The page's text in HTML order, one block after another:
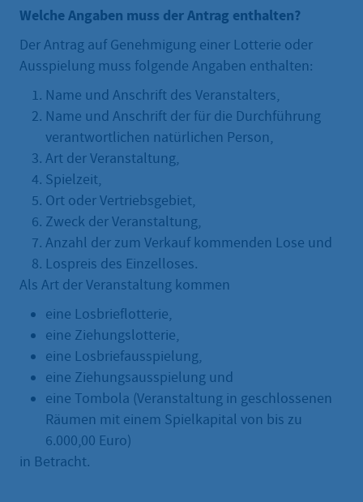
Welche Angaben muss der Antrag enthalten?
Der Antrag auf Genehmigung einer Lotterie oder
Ausspielung muss folgende Angaben enthalten:
Name und Anschrift des Veranstalters,
Name und Anschrift der für die Durchführung
verantwortlichen natürlichen Person,
Art der Veranstaltung,
Spielzeit,
Ort oder Vertriebsgebiet,
Zweck der Veranstaltung,
Anzahl der zum Verkauf kommenden Lose und
Lospreis des Einzelloses.
Als Art der Veranstaltung kommen
eine Losbrieflotterie,
eine Ziehungslotterie,
eine Losbriefausspielung,
eine Ziehungsausspielung und
eine Tombola (Veranstaltung in geschlossenen
Räumen mit einem Spielkapital von bis zu
6.000,00 Euro)
in Betracht.